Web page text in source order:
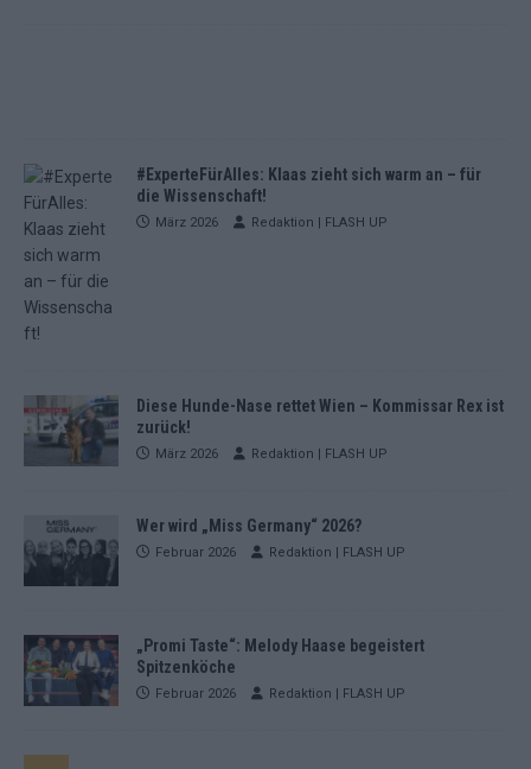
#ExperteFürAlles: Klaas zieht sich warm an – für
die Wissenschaft!
März 2026 Redaktion | FLASH UP
Diese Hunde-Nase rettet Wien – Kommissar Rex ist
zurück!
März 2026 Redaktion | FLASH UP
Wer wird „Miss Germany“ 2026?
Februar 2026 Redaktion | FLASH UP
„Promi Taste“: Melody Haase begeistert
Spitzenköche
Februar 2026 Redaktion | FLASH UP